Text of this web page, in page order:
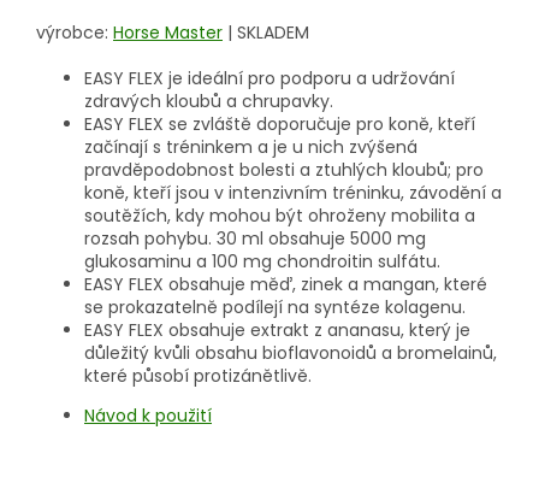
výrobce: Horse Master | SKLADEM
EASY FLEX je ideální pro podporu a udržování
zdravých kloubů a chrupavky.
EASY FLEX se zvláště doporučuje pro koně, kteří
začínají s tréninkem a je u nich zvýšená
pravděpodobnost bolesti a ztuhlých kloubů; pro
koně, kteří jsou v intenzivním tréninku, závodění a
soutěžích, kdy mohou být ohroženy mobilita a
rozsah pohybu. 30 ml obsahuje 5000 mg
glukosaminu a 100 mg chondroitin sulfátu.
EASY FLEX obsahuje měď, zinek a mangan, které
se prokazatelně podílejí na syntéze kolagenu.
EASY FLEX obsahuje extrakt z ananasu, který je
důležitý kvůli obsahu bioflavonoidů a bromelainů,
které působí protizánětlivě.
Návod k použití